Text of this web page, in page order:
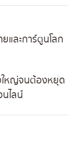
และการ์ตูนโลก
ใหญ่จนต้องหยุด
ไลน์